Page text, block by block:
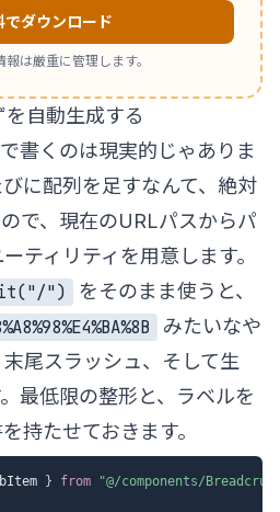
でダウンロード
は厳重に管理します。
自動生成する
書くのは現実的じゃありま
に配列を足すなんて、絶対
で、現在のURLパスからパ
ティリティを用意します。
")
をそのまま使うと、
みたいなや
尾スラッシュ、そして生
最低限の整形と、ラベルを
持たせておきます。
} from "@/components/